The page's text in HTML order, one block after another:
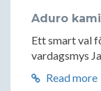
Aduro
Ett smart val
vardagsmys
Read more